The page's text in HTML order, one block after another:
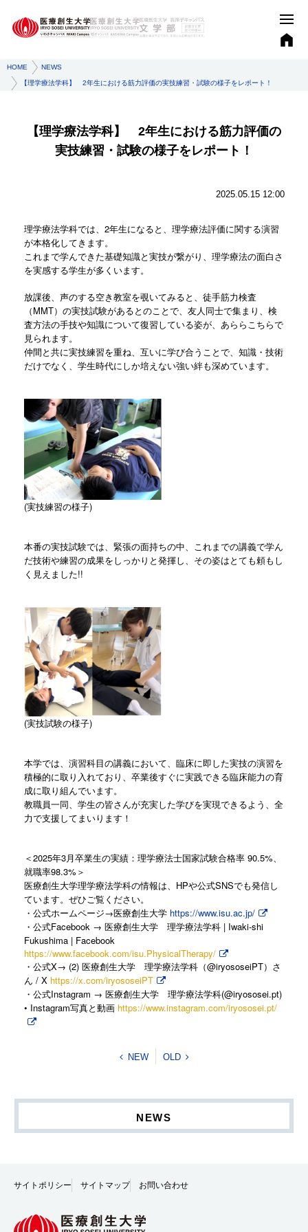
HOME NEWS
【理学療法学科】 2年生における筋力評価の実技練習・試験の様子をレポート！
【理学療法学科】 2年生における筋力評価の
実技練習・試験の様子をレポート！
2025.05.15 12:00
理学療法学科では、2年生になると、理学療法評価に関する演習
が本格化してきます。
これまで学んできた基礎知識と実技が繋がり、理学療法の面白さ
を実感する学生が多くいます。
放課後、声のする空き教室を覗いてみると、徒手筋力検査
（MMT）の実技試験があるとのことで、友人同士で集まり、検
査方法の手技や知識について復習している姿が、あららこちらで
見られます。
仲間と共に実技練習を重ね、互いに学び合うことで、知識・技術
だけでなく、学生時代にしか培えない強い絆も深めています。
(実技練習の様子)
本番の実技試験では、緊張の面持ちの中、これまでの講義で学ん
だ技術や練習の成果をしっかりと発揮し、その姿はとても頼もし
く見えました!!
(実技試験の様子)
本学では、演習科目の講義において、臨床に即した実技の演習を
積極的に取り入れており、卒業後すぐに実践できる臨床能力の育
成に取り組んでいます。
教職員一同、学生の皆さんが充実した学びを実現できるよう、全
力で支援してまいります！
＜2025年3月卒業生の実績：理学療法士国家試験合格率 90.5%、
就職率98.3%＞
医療創生大学理学療法学科の情報は、HPや公式SNSでも発信し
ています。ぜひご覧ください。
・公式ホームページ→医療創生大学 https://www.isu.ac.jp/
・公式Facebook → 医療創生大学 理学療法学科| Iwaki-shi
Fukushima | Facebook
https://www.facebook.com/isu.PhysicalTherapy/
・公式X→ (2) 医療創生大学 理学療法学科（@iryososeiPT）さ
ん / X https://x.com/iryososeiPT
・公式Instagram → 医療創生大学 理学療法学科(@iryososei.pt)
• Instagram写真と動画 https://www.instagram.com/iryososei.pt/
NEW OLD
NEWS
サイトポリシー サイトマップ お問い合わせ